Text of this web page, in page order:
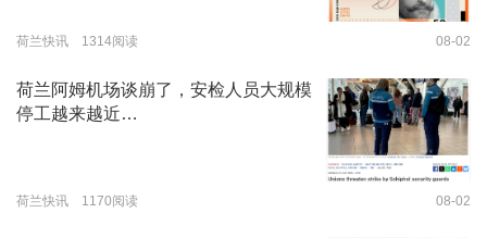
荷兰快讯 1314阅读 08-02
荷兰阿姆机场谈崩了，安检人员大规模
停工越来越近…
荷兰快讯 1170阅读 08-02